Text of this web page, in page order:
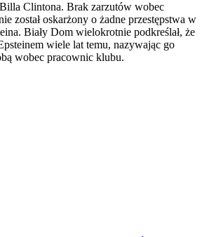
Clintona. Brak zarzutów wobec
został oskarżony o żadne przestępstwa w
Biały Dom wielokrotnie podkreślał, że
wiele lat temu, nazywając go
wobec pracownic klubu.